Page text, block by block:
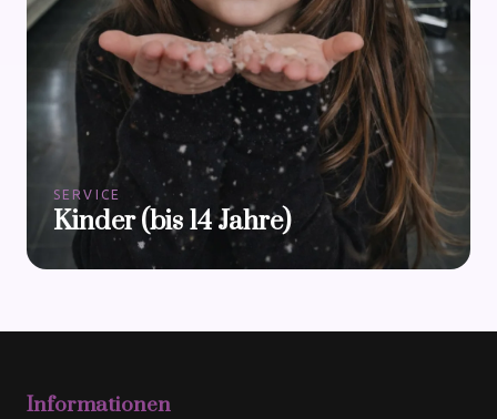
SERVICE
Kinder (bis 14 Jahre)
Informationen